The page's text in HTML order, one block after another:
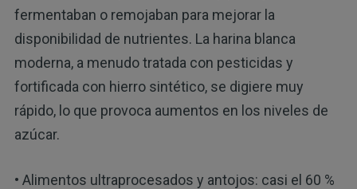
fermentaban o remojaban para mejorar la
disponibilidad de nutrientes. La harina blanca
moderna, a menudo tratada con pesticidas y
fortificada con hierro sintético, se digiere muy
rápido, lo que provoca aumentos en los niveles de
azúcar.
• Alimentos ultraprocesados y antojos: casi el 60 %